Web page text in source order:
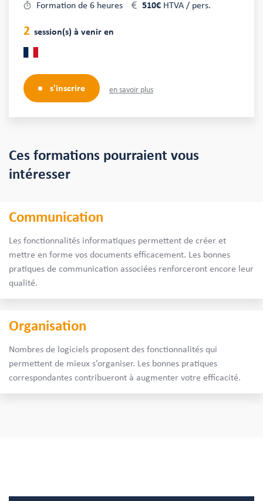
Formation de 6 heures 510€ HTVA / pers.
2 session(s) à venir en
s'inscrire en savoir plus
Ces formations pourraient vous
intéresser
Communication
Les fonctionnalités informatiques permettent de créer et
mettre en forme vos documents efficacement. Les bonnes
pratiques de communication associées renforceront encore leur
qualité.
Organisation
Nombres de logiciels proposent des fonctionnalités qui
permettent de mieux s’organiser. Les bonnes pratiques
correspondantes contribueront à augmenter votre efficacité.